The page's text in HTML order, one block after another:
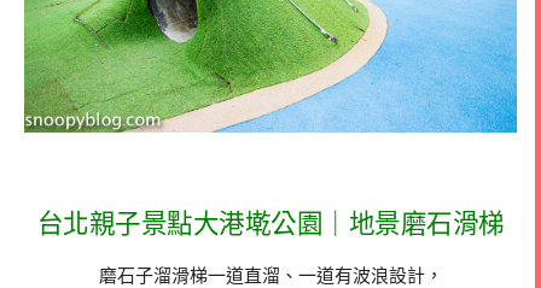
台北親子景點大港墘公園｜地景磨石滑梯
磨石子溜滑梯一道直溜、一道有波浪設計，